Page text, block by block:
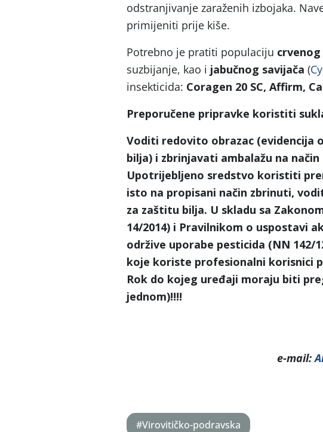
odstranjivanje zaraženih izbojaka.
primijeniti prije kiše.
Potrebno je pratiti populaciju
suzbijanje, kao i jabučnog savijača (
insekticida: Coragen 20 SC, Affirm,
Preporučene pripravke koristiti
Voditi redovito obrazac (evidencija
bilja) i zbrinjavati ambalažu na
Upotrijebljeno sredstvo koristiti
isto na propisani način zbrinuti,
za zaštitu bilja. U skladu sa
14/2014) i Pravilnikom o uspostavi
održive uporabe pesticida (NN 142/
koje koriste profesionalni korisnici
Rok do kojeg uređaji moraju biti
jednom)!!!!
e-mail:
#Virovitičko-podravska